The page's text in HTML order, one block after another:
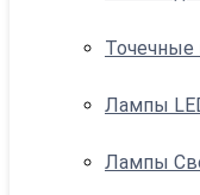
Точечные
Лампы
Лампы